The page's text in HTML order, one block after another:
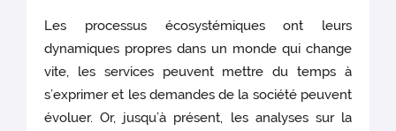
Les processus écosystémiques ont leurs
dynamiques propres dans un monde qui change
vite, les services peuvent mettre du temps à
s’exprimer et les demandes de la société peuvent
évoluer. Or, jusqu’à présent, les analyses sur la